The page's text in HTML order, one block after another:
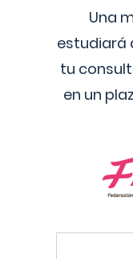
Una
estudiará
tu
en un